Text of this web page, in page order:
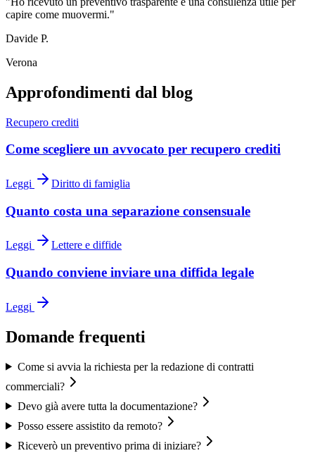
capire come muovermi."
Davide P.
Verona
Approfondimenti dal blog
Recupero crediti
Come scegliere un avvocato per recupero crediti
Leggi Diritto di famiglia
Quanto costa una separazione consensuale
Leggi Lettere e diffide
Quando conviene inviare una diffida legale
Leggi
Domande frequenti
Come si avvia la richiesta per la redazione di contratti
commerciali?
Devo già avere tutta la documentazione?
Posso essere assistito da remoto?
Riceverò un preventivo prima di iniziare?